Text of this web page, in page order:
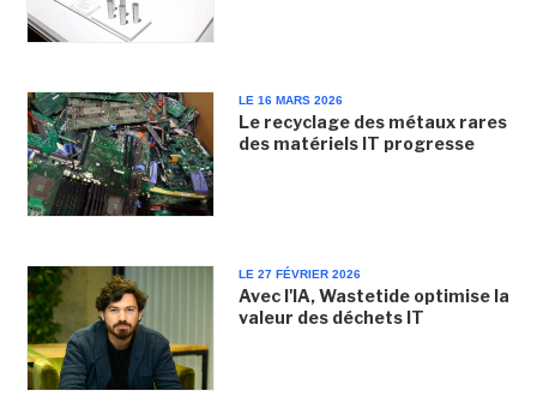
LE 16 MARS 2026
Le recyclage des métaux rares
des matériels IT progresse
LE 27 FÉVRIER 2026
Avec l'IA, Wastetide optimise la
valeur des déchets IT